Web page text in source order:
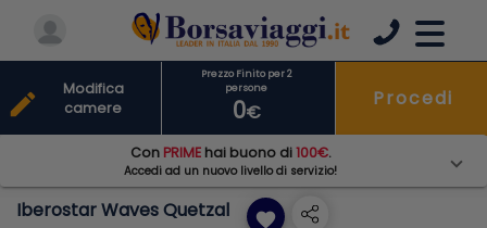
Iberostar Waves Quetzal favorite
Prezzo Finito per 2
persone
0€
Procedi
edit
Modifica
camere
Con PRIMEhai buono di100€.
Accedi ad un nuovo livello di servizio!